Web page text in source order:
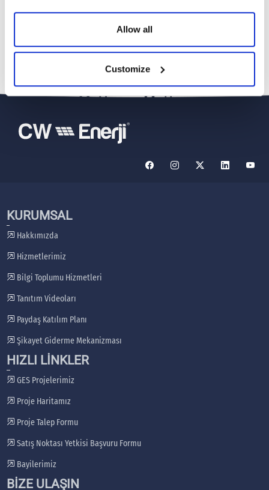
Allow all
Customize
KURUMSAL
Hakkımızda
Hizmetlerimiz
Bilgi Toplumu Hizmetleri
Tanıtım Videoları
Paydaş Katılım Planı
Şikayet Giderme Mekanizması
HIZLI LİNKLER
GES Projelerimiz
Proje Haritamız
Proje Talep Formu
Satış Noktası Yetkisi Başvuru Formu
Bayilerimiz
BİZE ULAŞIN